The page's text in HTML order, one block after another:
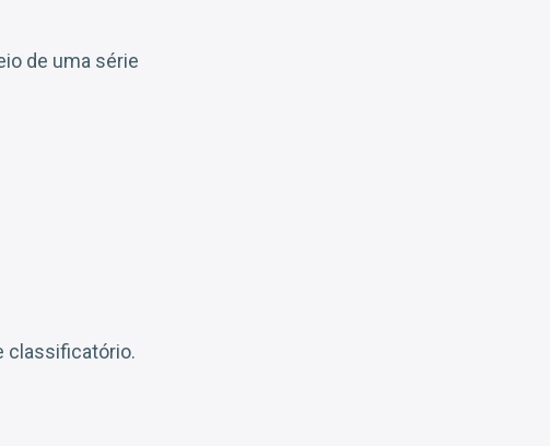
de uma série
classificatório.